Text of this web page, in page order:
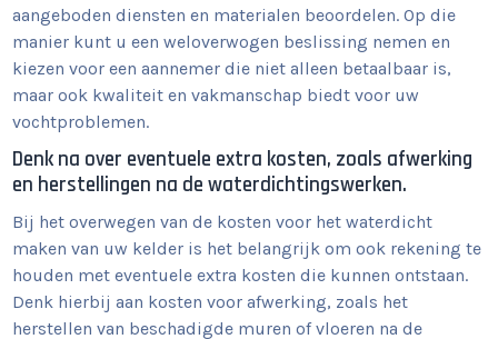
aangeboden diensten en materialen beoordelen. Op die
manier kunt u een weloverwogen beslissing nemen en
kiezen voor een aannemer die niet alleen betaalbaar is,
maar ook kwaliteit en vakmanschap biedt voor uw
vochtproblemen.
Denk na over eventuele extra kosten, zoals afwerking
en herstellingen na de waterdichtingswerken.
Bij het overwegen van de kosten voor het waterdicht
maken van uw kelder is het belangrijk om ook rekening te
houden met eventuele extra kosten die kunnen ontstaan.
Denk hierbij aan kosten voor afwerking, zoals het
herstellen van beschadigde muren of vloeren na de